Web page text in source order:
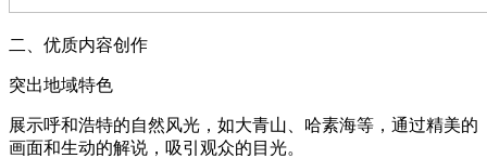
二、优质内容创作
突出地域特色
展示呼和浩特的自然风光，如大青山、哈素海等，通过精美的
画面和生动的解说，吸引观众的目光。